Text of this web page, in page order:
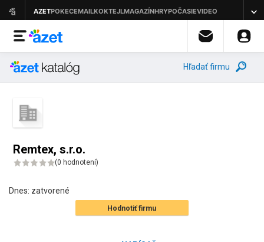
Hľadať firmu
Remtex, s.r.o.
(0 hodnotení)
Dnes: zatvorené
Hodnotiť firmu